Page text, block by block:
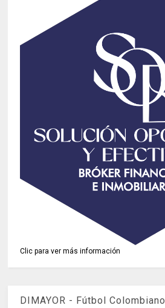
Clic para ver más información
DIMAYOR - Fútbol Colombiano